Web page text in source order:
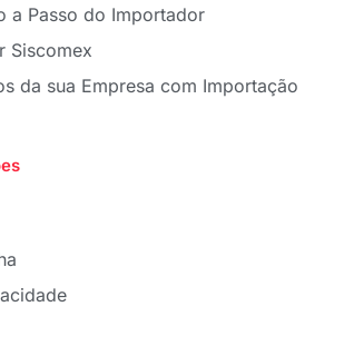
a Passo do Importador
Siscomex
da sua Empresa com Importação